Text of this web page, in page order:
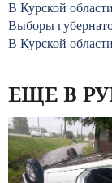
В Курской
Выборы
В Курской
ЕЩЕ В